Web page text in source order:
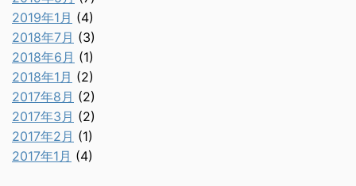
2019年1月 (4)
2018年7月 (3)
2018年6月 (1)
2018年1月 (2)
2017年8月 (2)
2017年3月 (2)
2017年2月 (1)
2017年1月 (4)